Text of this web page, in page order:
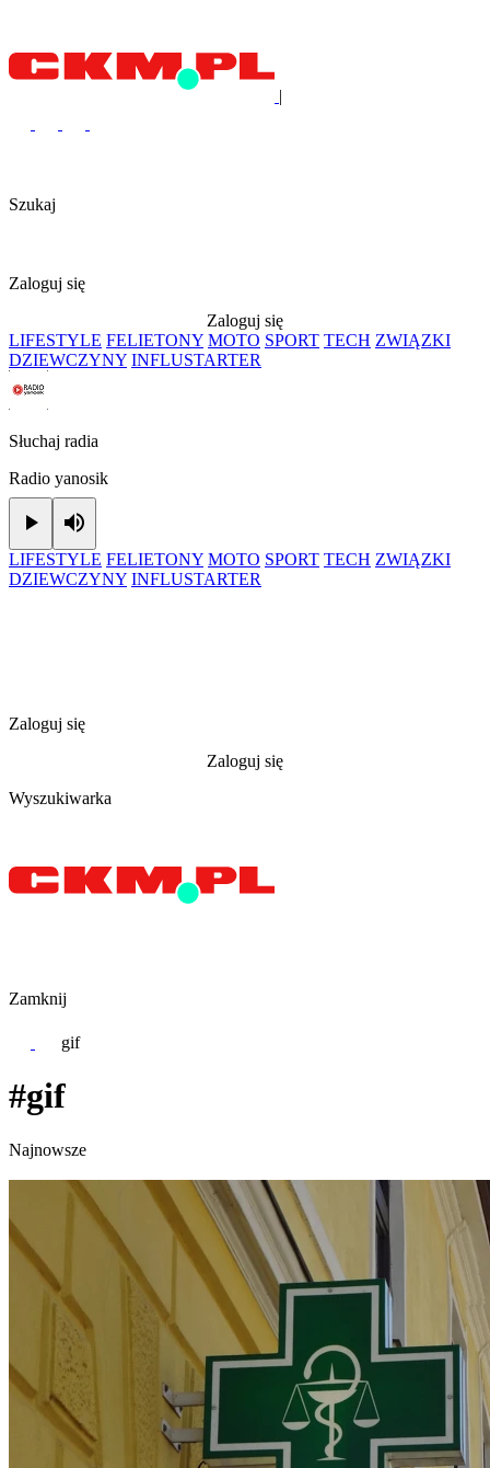
|
Szukaj
Zaloguj się
Zaloguj się
LIFESTYLE FELIETONY MOTO SPORT TECH ZWIĄZKI
DZIEWCZYNY INFLUSTARTER
Słuchaj radia
Radio yanosik
Play
LIFESTYLE FELIETONY MOTO SPORT TECH ZWIĄZKI
DZIEWCZYNY INFLUSTARTER
Zaloguj się
Zaloguj się
Wyszukiwarka
Zamknij
gif
#gif
Najnowsze